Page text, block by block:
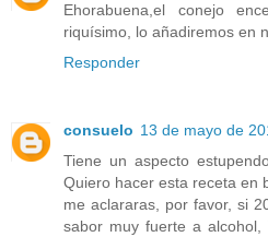
Ehorabuena,el conejo
riquísimo, lo añadiremos en
Responder
consuelo 13 de mayo de
Tiene un aspecto
Quiero hacer esta receta en
me aclararas, por favor, si
sabor muy fuerte a